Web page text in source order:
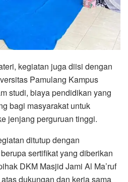
kegiatan juga diisi dengan
Pamulang Kampus
studi, biaya pendidikan yang
bagi masyarakat untuk
jenjang perguruan tinggi.
ditutup dengan
sertifikat yang diberikan
DKM Masjid Jami Al Ma’ruf
dukungan dan kerja sama